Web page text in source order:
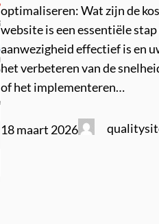
optimaliseren: Wat zijn de
website is een essentiële
aanwezigheid effectief is en
het verbeteren van de
of het implementeren…
18 maart 2026